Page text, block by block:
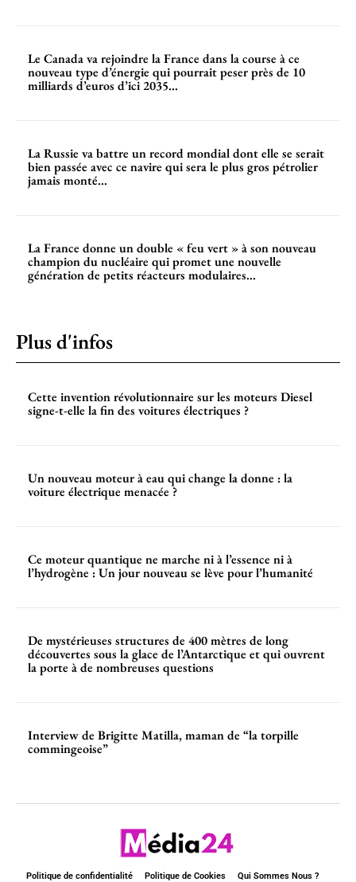
Le Canada va rejoindre la France dans la course à ce
nouveau type d’énergie qui pourrait peser près de 10
milliards d’euros d’ici 2035...
La Russie va battre un record mondial dont elle se serait
bien passée avec ce navire qui sera le plus gros pétrolier
jamais monté...
La France donne un double « feu vert » à son nouveau
champion du nucléaire qui promet une nouvelle
génération de petits réacteurs modulaires...
Plus d'infos
Cette invention révolutionnaire sur les moteurs Diesel
signe-t-elle la fin des voitures électriques ?
Un nouveau moteur à eau qui change la donne : la
voiture électrique menacée ?
Ce moteur quantique ne marche ni à l’essence ni à
l’hydrogène : Un jour nouveau se lève pour l’humanité
De mystérieuses structures de 400 mètres de long
découvertes sous la glace de l’Antarctique et qui ouvrent
la porte à de nombreuses questions
Interview de Brigitte Matilla, maman de “la torpille
commingeoise”
Politique de confidentialité Politique de Cookies
Qui Sommes Nous ?